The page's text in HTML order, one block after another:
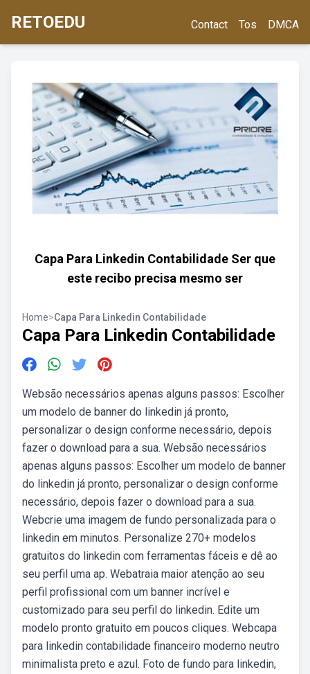
RETOEDU Contact Tos DMCA
Capa Para Linkedin Contabilidade Ser que
este recibo precisa mesmo ser
Home>Capa Para Linkedin Contabilidade
Capa Para Linkedin Contabilidade
Websão necessários apenas alguns passos: Escolher
um modelo de banner do linkedin já pronto,
personalizar o design conforme necessário, depois
fazer o download para a sua. Websão necessários
apenas alguns passos: Escolher um modelo de banner
do linkedin já pronto, personalizar o design conforme
necessário, depois fazer o download para a sua.
Webcrie uma imagem de fundo personalizada para o
linkedin em minutos. Personalize 270+ modelos
gratuitos do linkedin com ferramentas fáceis e dê ao
seu perfil uma ap. Webatraia maior atenção ao seu
perfil profissional com um banner incrível e
customizado para seu perfil do linkedin. Edite um
modelo pronto gratuito em poucos cliques. Webcapa
para linkedin contabilidade financeiro moderno neutro
minimalista preto e azul. Foto de fundo para linkedin,